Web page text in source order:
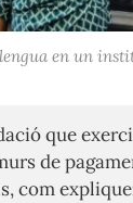
en un
que
de
com